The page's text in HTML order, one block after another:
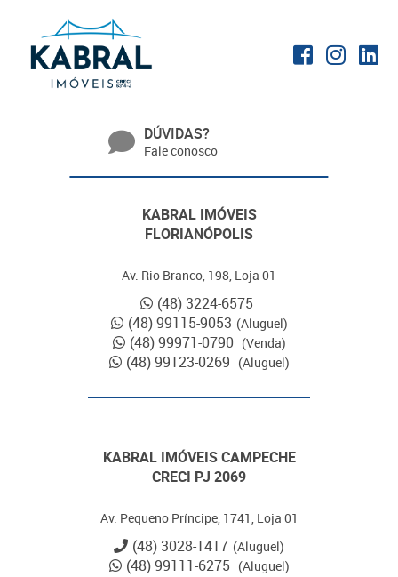
DÚVIDAS?
Fale conosco
KABRAL IMÓVEIS
FLORIANÓPOLIS
Av. Rio Branco, 198, Loja 01
(48) 3224-6575
(48) 99115-9053 (Aluguel)
(48) 99971-0790 (Venda)
(48) 99123-0269 (Aluguel)
KABRAL IMÓVEIS CAMPECHE
CRECI PJ 2069
Av. Pequeno Príncipe, 1741, Loja 01
(48) 3028-1417 (Aluguel)
(48) 99111-6275 (Aluguel)